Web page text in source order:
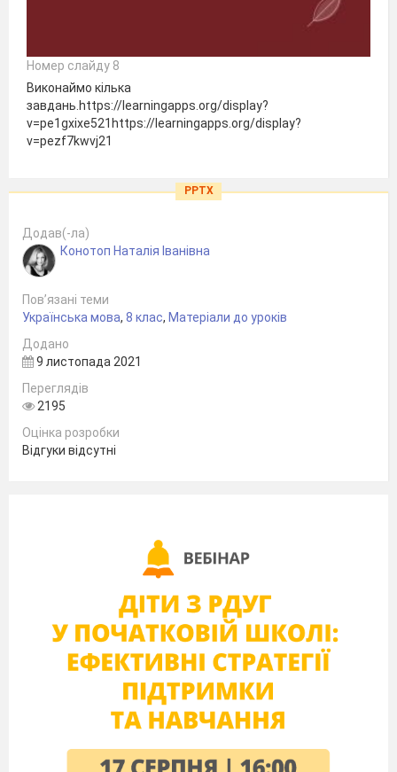
Номер слайду 8
Виконаймо кілька
завдань.https://learningapps.org/display?
v=pe1gxixe521https://learningapps.org/display?
v=pezf7kwvj21
PPTX
Додав(-ла)
Конотоп Наталія Іванівна
Пов’язані теми
Українська мова, 8 клас, Матеріали до уроків
Додано
9 листопада 2021
Переглядів
2195
Оцінка розробки
Відгуки відсутні